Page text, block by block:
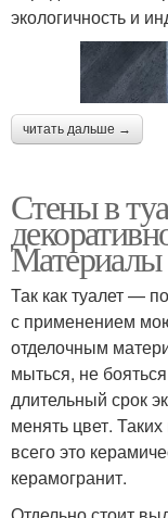
экологичность и
читать дальше →
Стены в
Материалы
Так как туалет —
с применением
отделочным
мыться, не
длительный срок
менять цвет.
всего это
керамогранит.